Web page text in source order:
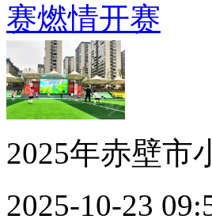
赛燃情开赛
2025年赤壁市
2025-10-23